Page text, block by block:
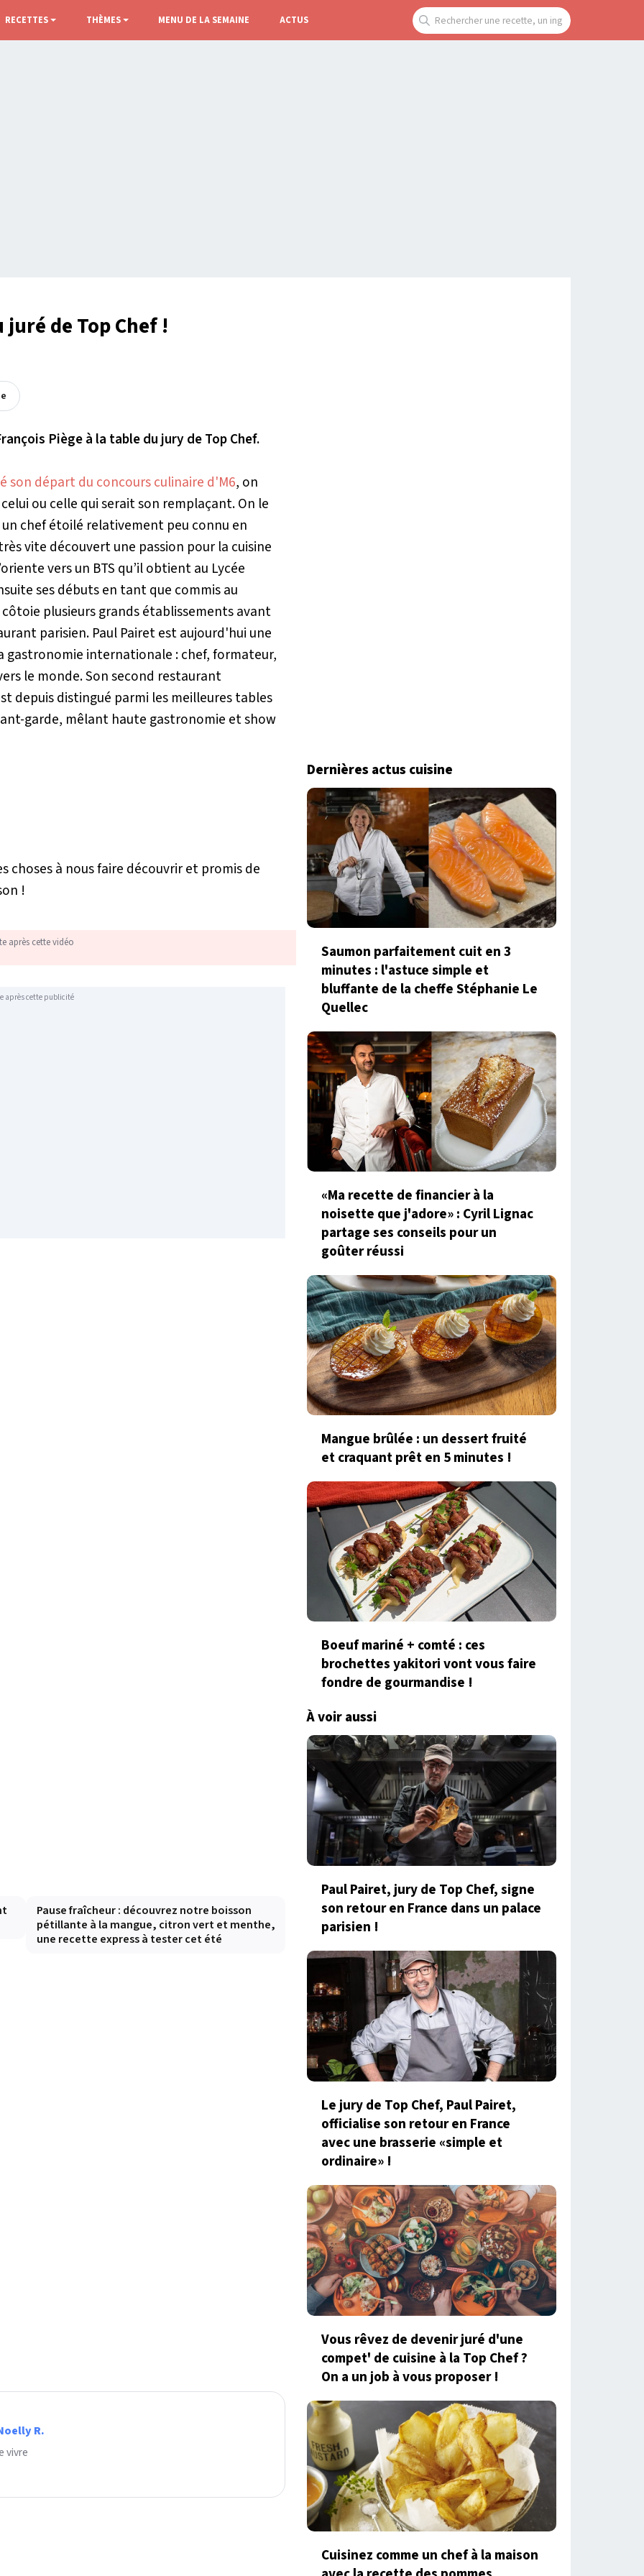
RECETTES THÈMES MENU DE LA SEMAINE ACTUS
de Top Chef !
Piège à la table du jury de Top Chef.
son départ du concours culinaire d'M6, on
ou celle qui serait son remplaçant. On le
chef étoilé relativement peu connu en
vite découvert une passion pour la cuisine
vers un BTS qu’il obtient au Lycée
ses débuts en tant que commis au
plusieurs grands établissements avant
parisien. Paul Pairet est aujourd'hui une
gastronomie internationale : chef, formateur,
le monde. Son second restaurant
depuis distingué parmi les meilleures tables
garde, mêlant haute gastronomie et show
choses à nous faire découvrir et promis de
!
après cette vidéo
après cette publicité
Pause fraîcheur : découvrez notre boisson
pétillante à la mangue, citron vert et menthe,
une recette express à tester cet été
R.
vivre
Dernières actus cuisine
Saumon parfaitement cuit en 3
minutes : l'astuce simple et
bluffante de la cheffe Stéphanie Le
Quellec
«Ma recette de financier à la
noisette que j'adore» : Cyril Lignac
partage ses conseils pour un
goûter réussi
Mangue brûlée : un dessert fruité
et craquant prêt en 5 minutes !
Boeuf mariné + comté : ces
brochettes yakitori vont vous faire
fondre de gourmandise !
À voir aussi
Paul Pairet, jury de Top Chef, signe
son retour en France dans un palace
parisien !
Le jury de Top Chef, Paul Pairet,
officialise son retour en France
avec une brasserie «simple et
ordinaire» !
Vous rêvez de devenir juré d'une
compet' de cuisine à la Top Chef ?
On a un job à vous proposer !
Cuisinez comme un chef à la maison